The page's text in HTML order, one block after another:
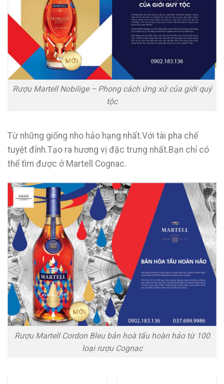
Rượu Martell Nobilige – Phong cách ứng xử của giới quý
tộc
Từ những giống nho hảo hạng nhất.Với tài pha chế
tuyệt đỉnh.Tạo ra hương vị đặc trưng nhất.Bạn chỉ có
thể tìm được ở Martell Cognac.
Rượu Martell Cordon Bleu bản hoà tấu hoàn hảo từ 100
loại rượu Cognac